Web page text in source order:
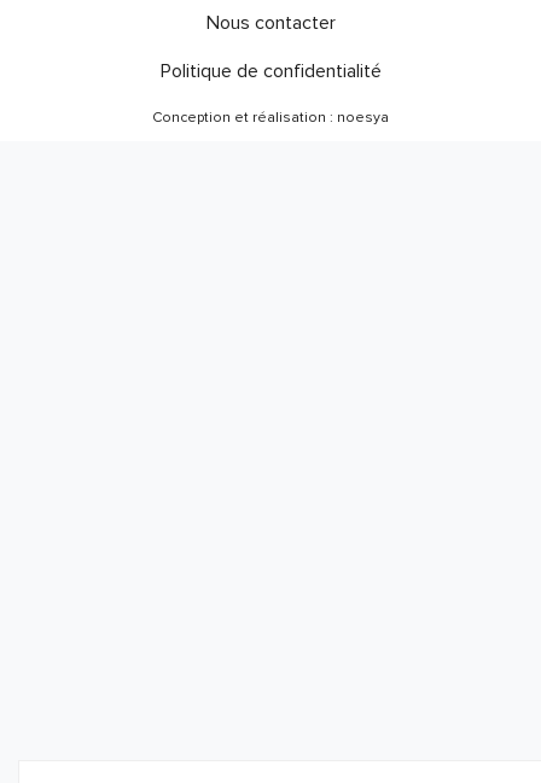
Nous contacter
Politique de confidentialité
Conception et réalisation : noesya